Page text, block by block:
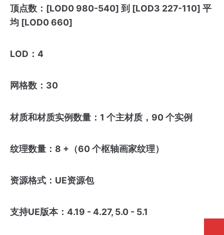
顶点数：[LOD0 980-540] 到 [LOD3 227-110] 平
均 [LOD0 660]
LOD：4
网格数：30
材质和材质实例数量：1 个主材质，90 个实例
纹理数量：8 +（60 个枢轴画家纹理）
资源格式：UE资源包
支持UE版本：4.19 - 4.27, 5.0 - 5.1